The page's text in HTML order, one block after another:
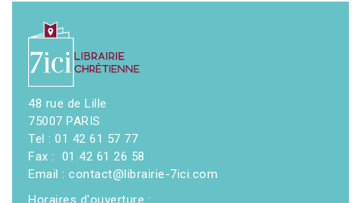
48 rue de Lille
75007 PARIS
Tel : 01 42 61 57 77
Fax : 01 42 61 26 58
Email : contact@librairie-7ici.com
Horaires d'ouverture :